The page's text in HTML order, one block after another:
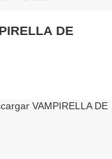
DE